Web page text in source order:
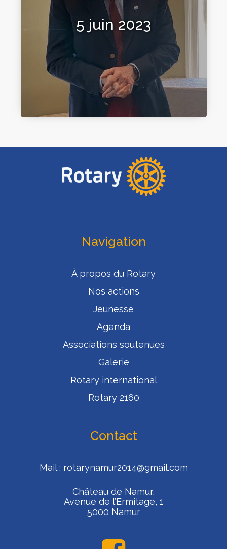
5 juin 2023
Navigation
À propos du Rotary
Nos actions
Jeunesse
Agenda
Associations soutenues
Galerie
Rotary international
Rotary 2160
Contact
Mail : rotarynamur2014@gmail.com
Château de Namur,
Avenue de l’Ermitage, 1
5000 Namur